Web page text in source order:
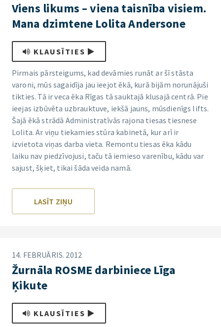
Viens likums – viena taisnība visiem.
Mana dzimtene Lolita Andersone
KLAUSĪTIES
Pirmais pārsteigums, kad devāmies runāt ar šī stāsta
varoni, mūs sagaidīja jau ieejot ēkā, kurā bijām norunājuši
tikties. Tā ir veca ēka Rīgas tā sauktajā klusajā centrā. Pie
ieejas izbūvēta uzbrauktuve, iekšā jauns, mūsdienīgs lifts.
Šajā ēkā strādā Administratīvās rajona tiesas tiesnese
Lolita. Ar viņu tiekamies stūra kabinetā, kur arī ir
izvietota viņas darba vieta. Remontu tiesas ēka kādu
laiku nav piedzīvojusi, taču tā iemieso varenību, kādu var
sajust, šķiet, tikai šāda veida namā.
LASĪT ZIŅU
14. FEBRUĀRIS. 2012
Žurnāla ROSME darbiniece Līga
Ķikute
KLAUSĪTIES